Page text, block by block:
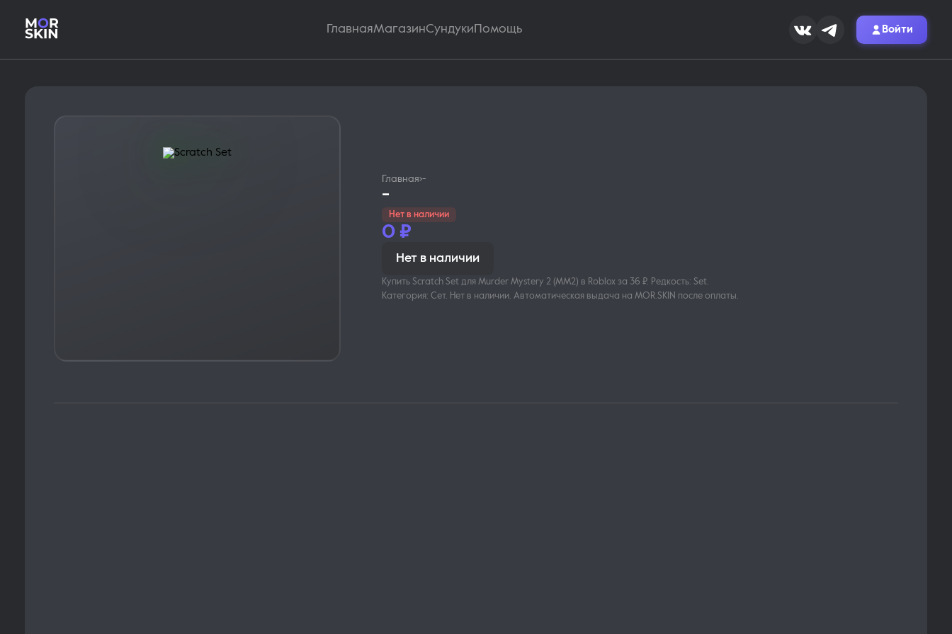
ГлавнаяМагазинСундуки Помощь Войти
Главная›-
-
Нет в наличии
0 ₽
Нет в наличии
Купить Scratch Set для Murder Mystery 2 (MM2) в Roblox за 36 ₽. Редкость: Set.
Категория: Сет. Нет в наличии. Автоматическая выдача на MOR.SKIN после оплаты.